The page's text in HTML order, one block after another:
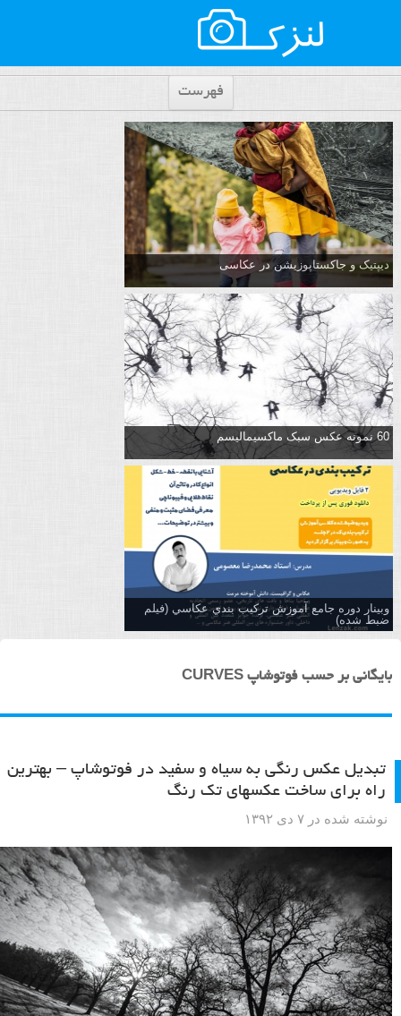
فهرست
دیپتیک و جاکستا‌پوزیشن در عکاسی
60 نمونه عکس سبک ماکسیمالیسم
وبینار دوره جامع آموزش تركيب بندي عكاسي (فیلم
ضبط شده)
بایگانی بر حسب فوتوشاپ CURVES
تبدیل عکس رنگی به سیاه و سفید در فوتوشاپ – بهترین
راه برای ساخت عکسهای تک رنگ
نوشته شده در ۷ دی ۱۳۹۲